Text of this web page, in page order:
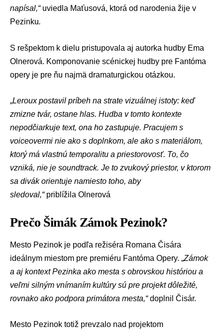
napísal,“ uviedla Maťusová, ktorá od narodenia žije v
Pezinku.
S rešpektom k dielu pristupovala aj autorka hudby Ema
Olnerová. Komponovanie scénickej hudby pre Fantóma
opery je pre ňu najmä dramaturgickou otázkou.
„Leroux postavil príbeh na strate vizuálnej istoty: keď
zmizne tvár, ostane hlas. Hudba v tomto kontexte
nepodčiarkuje text, ona ho zastupuje. Pracujem s
voiceovermi nie ako s doplnkom, ale ako s materiálom,
ktorý má vlastnú temporalitu a priestorovosť. To, čo
vzniká, nie je soundtrack. Je to zvukový priestor, v ktorom
sa divák orientuje namiesto toho, aby
sledoval,“ priblížila Olnerová
Prečo Šimák Zámok Pezinok?
Mesto Pezinok je podľa režiséra Romana Čisára
ideálnym miestom pre premiéru Fantóma Opery. „Zámok
a aj kontext Pezinka ako mesta s obrovskou históriou a
veľmi silným vnímaním kultúry sú pre projekt dôležité,
rovnako ako podpora primátora mesta,“doplnil Čisár.
Mesto Pezinok totiž prevzalo nad projektom